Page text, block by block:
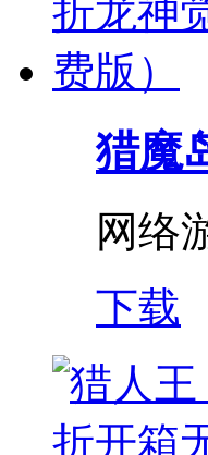
猎魔
网络
下载